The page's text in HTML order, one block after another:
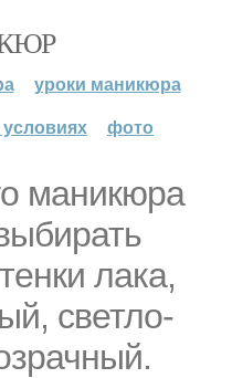
уроки маникюра
фото
маникюра
лака,
светло-